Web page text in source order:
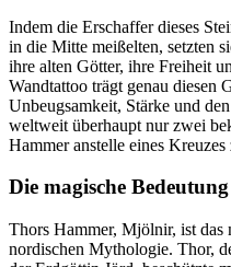
Indem die Erschaffer dieses
in die Mitte meißelten, setzten
ihre alten Götter, ihre Freiheit
Wandtattoo trägt genau diesen
Unbeugsamkeit, Stärke und
weltweit überhaupt nur zwei
Hammer anstelle eines Kreuzes
Die magische
Thors Hammer, Mjölnir, ist das
nordischen Mythologie. Thor,